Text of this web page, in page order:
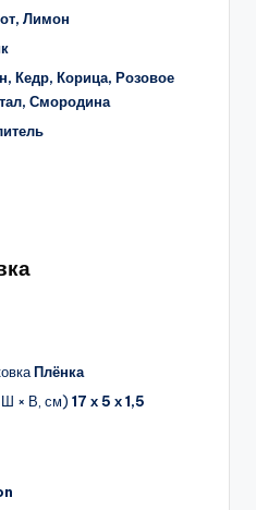
Лимон
Кедр, Корица, Розовое
Смородина
Плёнка
Ш × В, см) 17 х 5 х 1,5